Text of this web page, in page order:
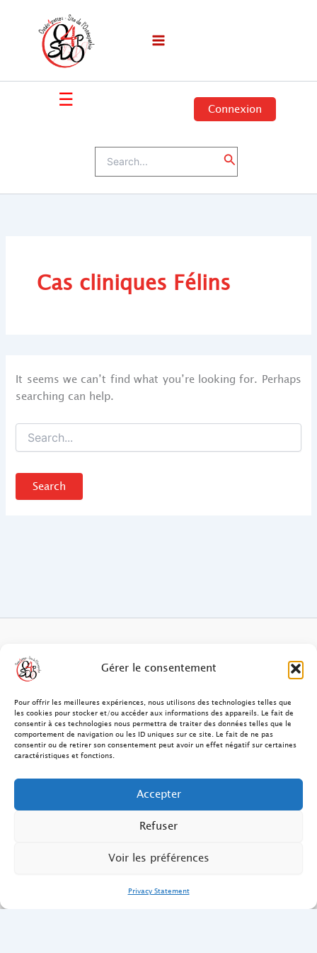
Gérer le consentement
Pour offrir les meilleures expériences, nous utilisons des technologies telles que
les cookies pour stocker et/ou accéder aux informations des appareils. Le fait de
consentir à ces technologies nous permettra de traiter des données telles que le
comportement de navigation ou les ID uniques sur ce site. Le fait de ne pas
consentir ou de retirer son consentement peut avoir un effet négatif sur certaines
caractéristiques et fonctions.
Accepter
Refuser
Voir les préférences
Privacy Statement
☰ Connexion
for:
Search
Cas cliniques Félins
It seems we can’t find what you’re looking for. Perhaps
searching can help.
Search
for:
Contact
FAQ Ostéopathie Humaine
Mentions Légales